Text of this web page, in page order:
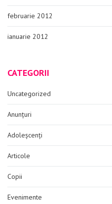
februarie 2012
ianuarie 2012
CATEGORII
Uncategorized
Anunțuri
Adoleșcenți
Articole
Copii
Evenimente